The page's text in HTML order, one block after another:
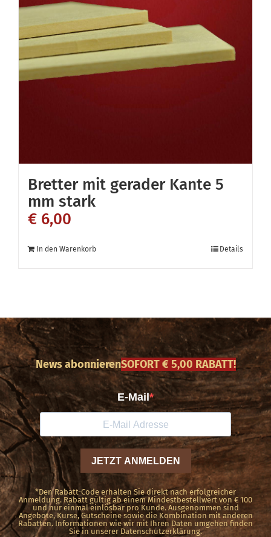
Die
Optionen
können
auf
Bretter mit gerader Kante 5
mm stark
€ 6,00
In den Warenkorb Details
News abonnierenSOFORT € 5,00 RABATT!
*Den Rabatt-Code erhalten Sie direkt nach erfolgreicher
Anmeldung. Rabatt gültig ab einem Mindestbestellwert von € 100
und nur einmal einlösbar pro Kunde. Ausgenommen sind
Angebote, Kurse, Gutscheine sowie die Kombination mit anderen
Rabatten. Informationen wie wir mit Ihren Daten umgehen finden
Sie in unserer Datenschutzerklärung.